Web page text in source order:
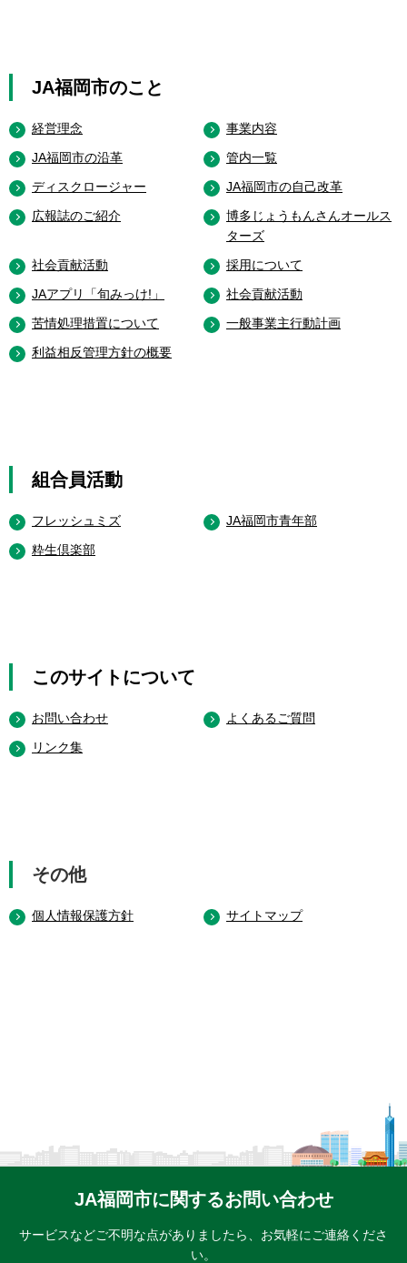
JA福岡市のこと
経営理念
事業内容
JA福岡市の沿革
管内一覧
ディスクロージャー
JA福岡市の自己改革
広報誌のご紹介
博多じょうもんさんオールス
ターズ
社会貢献活動
採用について
JAアプリ「旬みっけ!」
社会貢献活動
苦情処理措置について
一般事業主行動計画
利益相反管理方針の概要
組合員活動
フレッシュミズ
JA福岡市青年部
粋生倶楽部
このサイトについて
お問い合わせ
よくあるご質問
リンク集
その他
個人情報保護方針 サイトマップ
JA福岡市に関するお問い合わせ
サービスなどご不明な点がありましたら、 お気軽にご連絡くださ
い。